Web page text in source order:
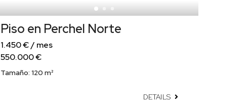
Piso en Perchel Norte
1.450 € / mes
550.000 €
Tamaño: 120 m²
DETAILS